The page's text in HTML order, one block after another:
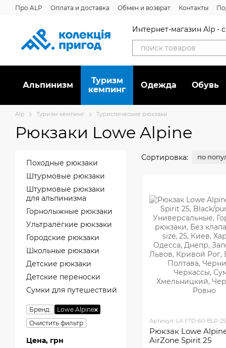
Перейти к основному контенту
Про ALP Оплата и доставка Обмен и возврат Контакты
Интернет-магазин Alp -
Альпинизм
Туризм
кемпинг
Oдежда Обувь
Alp Туризм кемпинг Туристические рюкзаки
Рюкзаки Lowe Alpine
Сортировка: по
Артикул: LA FTD-60-BLP-25
Рюкзак Lowe
AirZone Spirit 25
Походные рюкзаки
Штурмовые рюкзаки
Штурмовые рюкзаки
для альпинизма
Горнолыжные рюкзаки
Ультралёгкие рюкзаки
Городские рюкзаки
Школьные рюкзаки
Детские рюкзаки
Детские переноски
Сумки для путешествий
Бренд:
Lowe Alpine
Очистить фильтр
Цена, грн